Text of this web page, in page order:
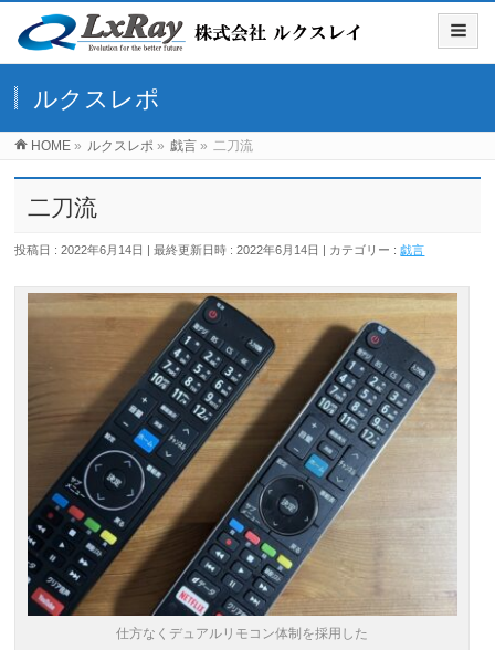
ルクスレポ
HOME » ルクスレポ » 戯言 » 二刀流
二刀流
投稿日 : 2022年6月14日 最終更新日時 : 2022年6月14日 カテゴリー :戯言
仕方なくデュアルリモコン体制を採用した